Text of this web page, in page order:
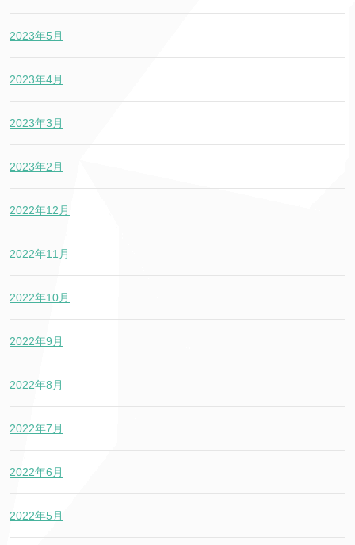
2023年5月
2023年4月
2023年3月
2023年2月
2022年12月
2022年11月
2022年10月
2022年9月
2022年8月
2022年7月
2022年6月
2022年5月